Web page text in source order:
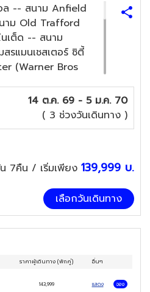
ล -- สนาม Anfield
าม Old Trafford
นเต็ด -- สนาม
รแมนเชสเตอร์ ซิตี้
(Warner Bros
จ์" 1 ใน 7 สิ่ง
มความงานหมู่บ้าน
เตอร์ -- เที่ยวชม
ที่สวยที่สุดในอังกฤษ
วินเดอร์เมียร์"
องอังกฤษ -- เข้า
องเรือ "แม่น้ำเท
ของลอนดอน -- เข้า
ดอน" -- ขึ้นกระเช้า
นด์มาร์กที่โดดเด่น
นช้อปปิ้ง อ็อกซ์ฟ
และ กุ้งมังกร
14 ต.ค. 69 - 5 ม.ค. 70
( 3 ช่วงวันเดินทาง )
7คืน / เริ่มเพียง 139,999 บ.
เลือกวันเดินทาง
ราคาผู้เดินทาง(พักคู่) อื่นๆ
143,999 แสดง จอง